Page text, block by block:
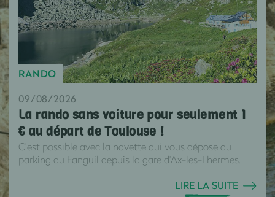
RANDO
09/08/2026
La rando sans voiture pour seulement 1
€ au départ de Toulouse !
C’est possible avec la navette qui vous dépose au
parking du Fanguil depuis la gare d'Ax-les-Thermes.
LIRE LA SUITE